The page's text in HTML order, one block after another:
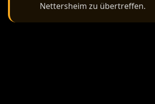
Nettersheim zu übertreffen.